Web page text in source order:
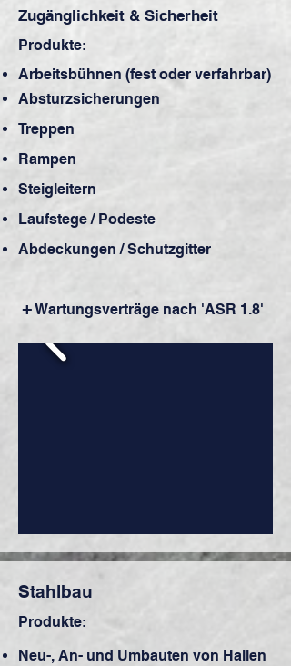
Zugänglichkeit & Sicherheit
Produkte:
Arbeitsbühnen (fest oder verfahrbar)
Absturzsicherungen
Treppen
Rampen
Steigleitern
Laufstege / Podeste
Abdeckungen / Schutzgitter
+Wartungsverträge nach 'ASR 1.8'
Stahlbau
Produkte:
Neu-, An- und Umbauten von Hallen